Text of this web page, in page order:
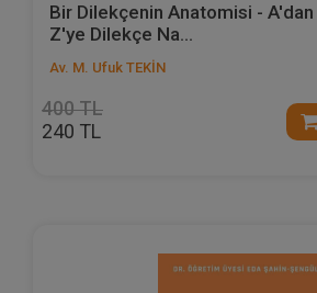
Bir Dilekçenin Anatomisi - A'dan
Z'ye Dilekçe Na...
Av. M. Ufuk TEKİN
400 TL
240 TL